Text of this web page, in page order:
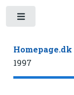
Homepage.dk
1997